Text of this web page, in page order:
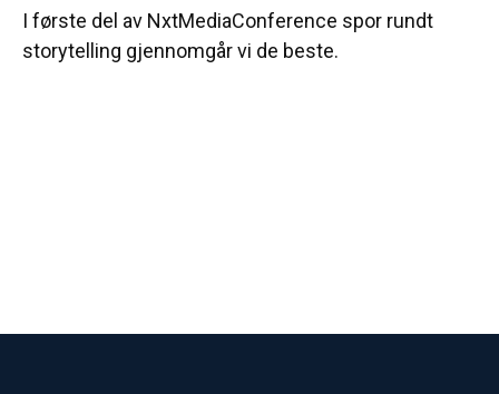
I første del av NxtMediaConference spor rundt
storytelling gjennomgår vi de beste.